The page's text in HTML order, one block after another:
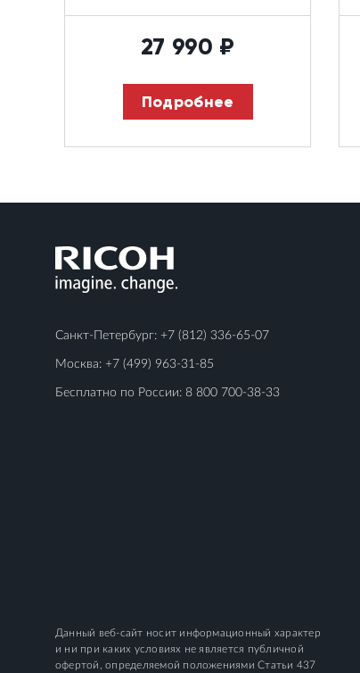
27 990 ₽
Подробнее
Санкт-Петербург: +7 (812) 336-65-07
Москва: +7 (499) 963-31-85
Бесплатно по России: 8 800 700-38-33
Данный веб-сайт носит информационный характер
и ни при каких условиях не является публичной
офертой, определяемой положениями Статьи 437